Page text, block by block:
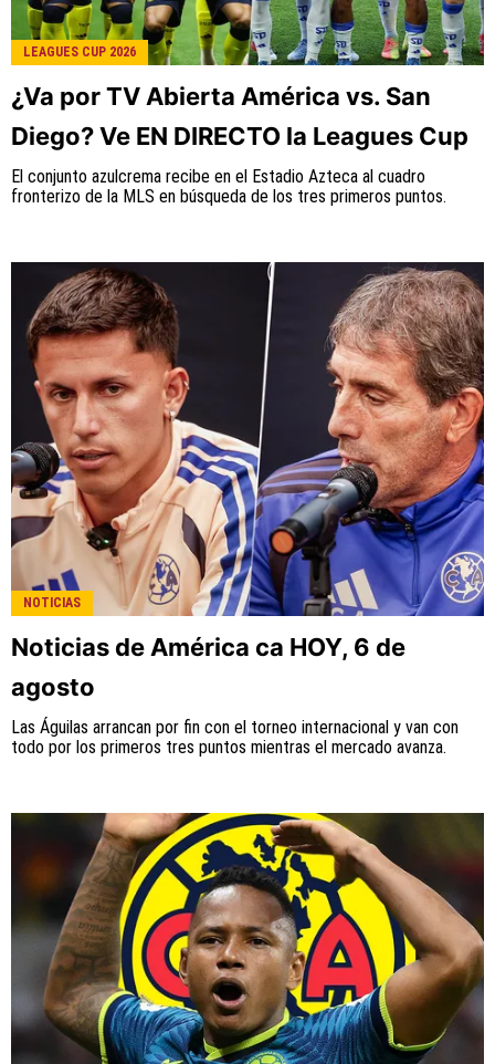
LEAGUES CUP 2026
¿Va por TV Abierta América vs. San
Diego? Ve EN DIRECTO la Leagues Cup
El conjunto azulcrema recibe en el Estadio Azteca al cuadro
fronterizo de la MLS en búsqueda de los tres primeros puntos.
NOTICIAS
Noticias de América ca HOY, 6 de
agosto
Las Águilas arrancan por fin con el torneo internacional y van con
todo por los primeros tres puntos mientras el mercado avanza.